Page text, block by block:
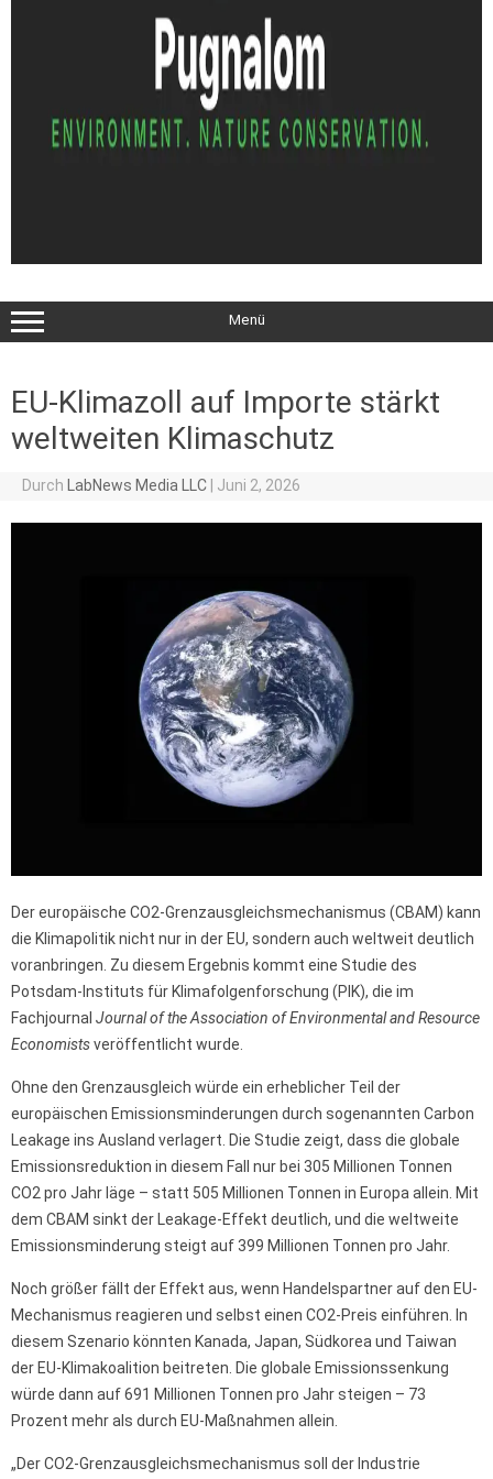
Menü
EU-Klimazoll auf Importe stärkt
weltweiten Klimaschutz
Durch LabNews Media LLC Juni 2, 2026
Der europäische CO2-Grenzausgleichsmechanismus (CBAM) kann
die Klimapolitik nicht nur in der EU, sondern auch weltweit deutlich
voranbringen. Zu diesem Ergebnis kommt eine Studie des
Potsdam-Instituts für Klimafolgenforschung (PIK), die im
Fachjournal Journal of the Association of Environmental and Resource
Economistsveröffentlicht wurde.
Ohne den Grenzausgleich würde ein erheblicher Teil der
europäischen Emissionsminderungen durch sogenannten Carbon
Leakage ins Ausland verlagert. Die Studie zeigt, dass die globale
Emissionsreduktion in diesem Fall nur bei 305 Millionen Tonnen
CO2 pro Jahr läge – statt 505 Millionen Tonnen in Europa allein. Mit
dem CBAM sinkt der Leakage-Effekt deutlich, und die weltweite
Emissionsminderung steigt auf 399 Millionen Tonnen pro Jahr.
Noch größer fällt der Effekt aus, wenn Handelspartner auf den EU-
Mechanismus reagieren und selbst einen CO2-Preis einführen. In
diesem Szenario könnten Kanada, Japan, Südkorea und Taiwan
der EU-Klimakoalition beitreten. Die globale Emissionssenkung
würde dann auf 691 Millionen Tonnen pro Jahr steigen – 73
Prozent mehr als durch EU-Maßnahmen allein.
„Der CO2-Grenzausgleichsmechanismus soll der Industrie